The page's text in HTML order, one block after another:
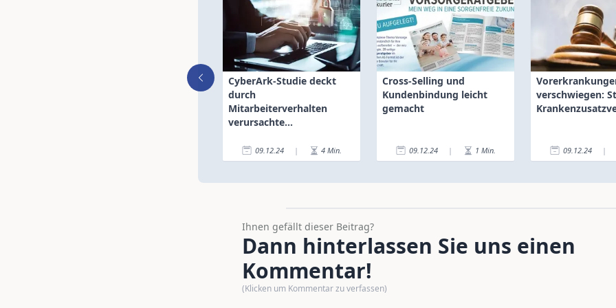
CyberArk-Studie deckt
durch
Mitarbeiterverhalten
verursachte
09.12.24 | 4 Min.
Cross-Selling und
Kundenbindung leicht
gemacht
09.12.24 | 1 Min.
verschwiegen:
09.12.24 |
Ihnen gefällt dieser Beitrag?
Dann hinterlassen Sie uns einen
Kommentar!
(Klicken um Kommentar zu verfassen)